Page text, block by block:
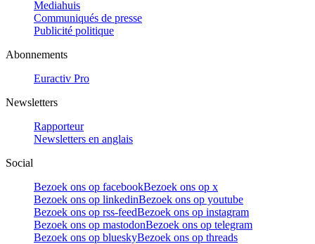
Mediahuis
Communiqués de presse
Publicité politique
Abonnements
Euractiv Pro
Newsletters
Rapporteur
Newsletters en anglais
Social
Bezoek ons op facebookBezoek ons op x
Bezoek ons op linkedinBezoek ons op youtube
Bezoek ons op rss-feedBezoek ons op instagram
Bezoek ons op mastodonBezoek ons op telegram
Bezoek ons op blueskyBezoek ons op threads